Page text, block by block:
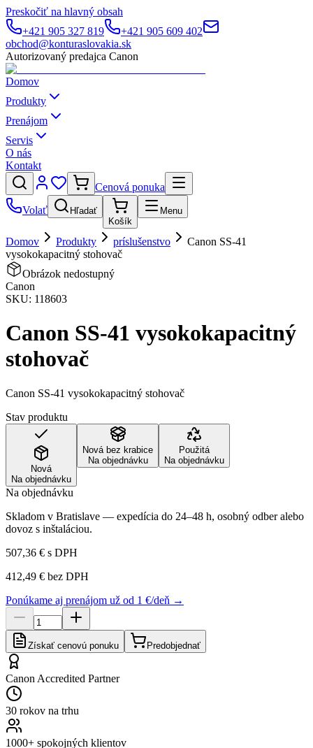
Preskočiť na hlavný obsah
+421 905 327 819
+421 905 609 402
obchod@konturaslovakia.sk
Autorizovaný predajca Canon
Domov
Produkty
Prenájom
Servis
O nás
Kontakt
Cenová ponuka
Volať
Hľadať
Košík
Menu
Domov Produkty príslušenstvo
Canon SS-41
vysokokapacitný stohovač
Obrázok nedostupný
Canon
SKU: 118603
Canon SS-41 vysokokapacitný
stohovač
Canon SS-41 vysokokapacitný stohovač
Stav produktu
Nová
Na objednávku
Nová bez krabice
Na objednávku
Použitá
Na objednávku
Na objednávku
Skladom v Bratislave — expedícia do 24–48 h, osobný odber alebo
dovoz s inštaláciou.
507,36 € s DPH
412,49 € bez DPH
Ponúkame aj prenájom už od 1 €/deň →
Získať cenovú ponuku Predobjednať
Canon Accredited Partner
30 rokov na trhu
1000+ spokojných klientov